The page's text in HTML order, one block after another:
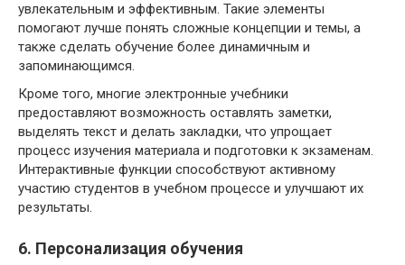
увлекательным и эффективным. Такие элементы
помогают лучше понять сложные концепции и темы, а
также сделать обучение более динамичным и
запоминающимся.
Кроме того, многие электронные учебники
предоставляют возможность оставлять заметки,
выделять текст и делать закладки, что упрощает
процесс изучения материала и подготовки к экзаменам.
Интерактивные функции способствуют активному
участию студентов в учебном процессе и улучшают их
результаты.
6. Персонализация обучения